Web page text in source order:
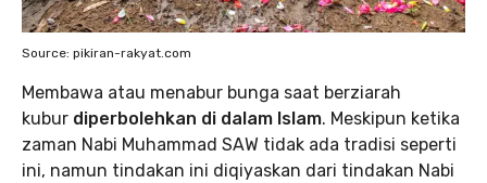
Source: pikiran-rakyat.com
Membawa atau menabur bunga saat berziarah
kubur diperbolehkan di dalam Islam. Meskipun ketika
zaman Nabi Muhammad SAW tidak ada tradisi seperti
ini, namun tindakan ini diqiyaskan dari tindakan Nabi